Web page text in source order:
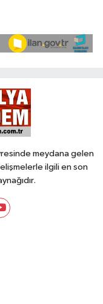
meydana gelen
ilgili en son